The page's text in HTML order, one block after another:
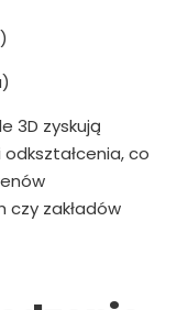
3D zyskują
co
czy zakładów